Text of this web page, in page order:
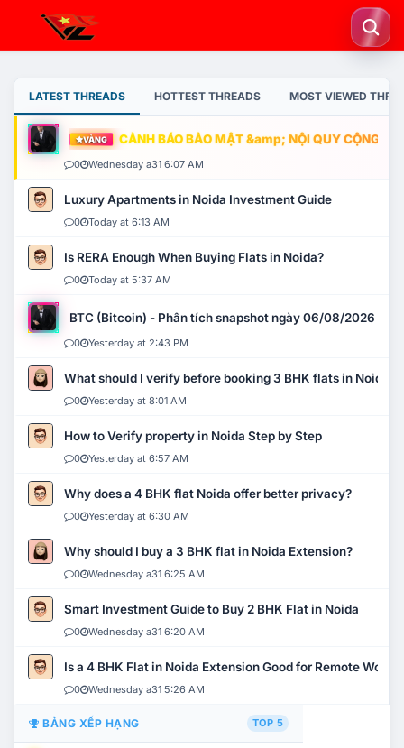
LATEST THREADS HOTTEST THREADS MOST VIEWED
VÀNG CẢNH BÁO BẢO MẬT &amp; NỘI QUY CỘNG
0 Wednesday a31 6:07 AM
Luxury Apartments in Noida Investment Guide
0 Today at 6:13 AM
Is RERA Enough When Buying Flats in Noida?
0 Today at 5:37 AM
BTC (Bitcoin) - Phân tích snapshot ngày 06/08/2026
0 Yesterday at 2:43 PM
What should I verify before booking 3 BHK flats in Noida?
0 Yesterday at 8:01 AM
How to Verify property in Noida Step by Step
0 Yesterday at 6:57 AM
Why does a 4 BHK flat Noida offer better privacy?
0 Yesterday at 6:30 AM
Why should I buy a 3 BHK flat in Noida Extension?
0 Wednesday a31 6:25 AM
Smart Investment Guide to Buy 2 BHK Flat in Noida
0 Wednesday a31 6:20 AM
Is a 4 BHK Flat in Noida Extension Good for Remote Work?
0 Wednesday a31 5:26 AM
BẢNG XẾP HẠNG TOP 5